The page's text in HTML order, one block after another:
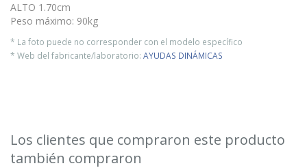
ALTO 1.70cm
Peso máximo: 90kg
* La foto puede no corresponder con el modelo específico
* Web del fabricante/laboratorio: AYUDAS DINÁMICAS
Los clientes que compraron este producto
también compraron